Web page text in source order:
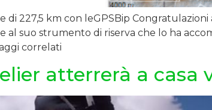
di 227,5 km con leGPSBip
al suo strumento di riserva che lo ha
correlati
atterrerà a casa